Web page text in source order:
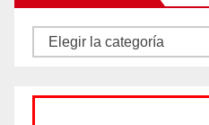
CATEGORÍAS